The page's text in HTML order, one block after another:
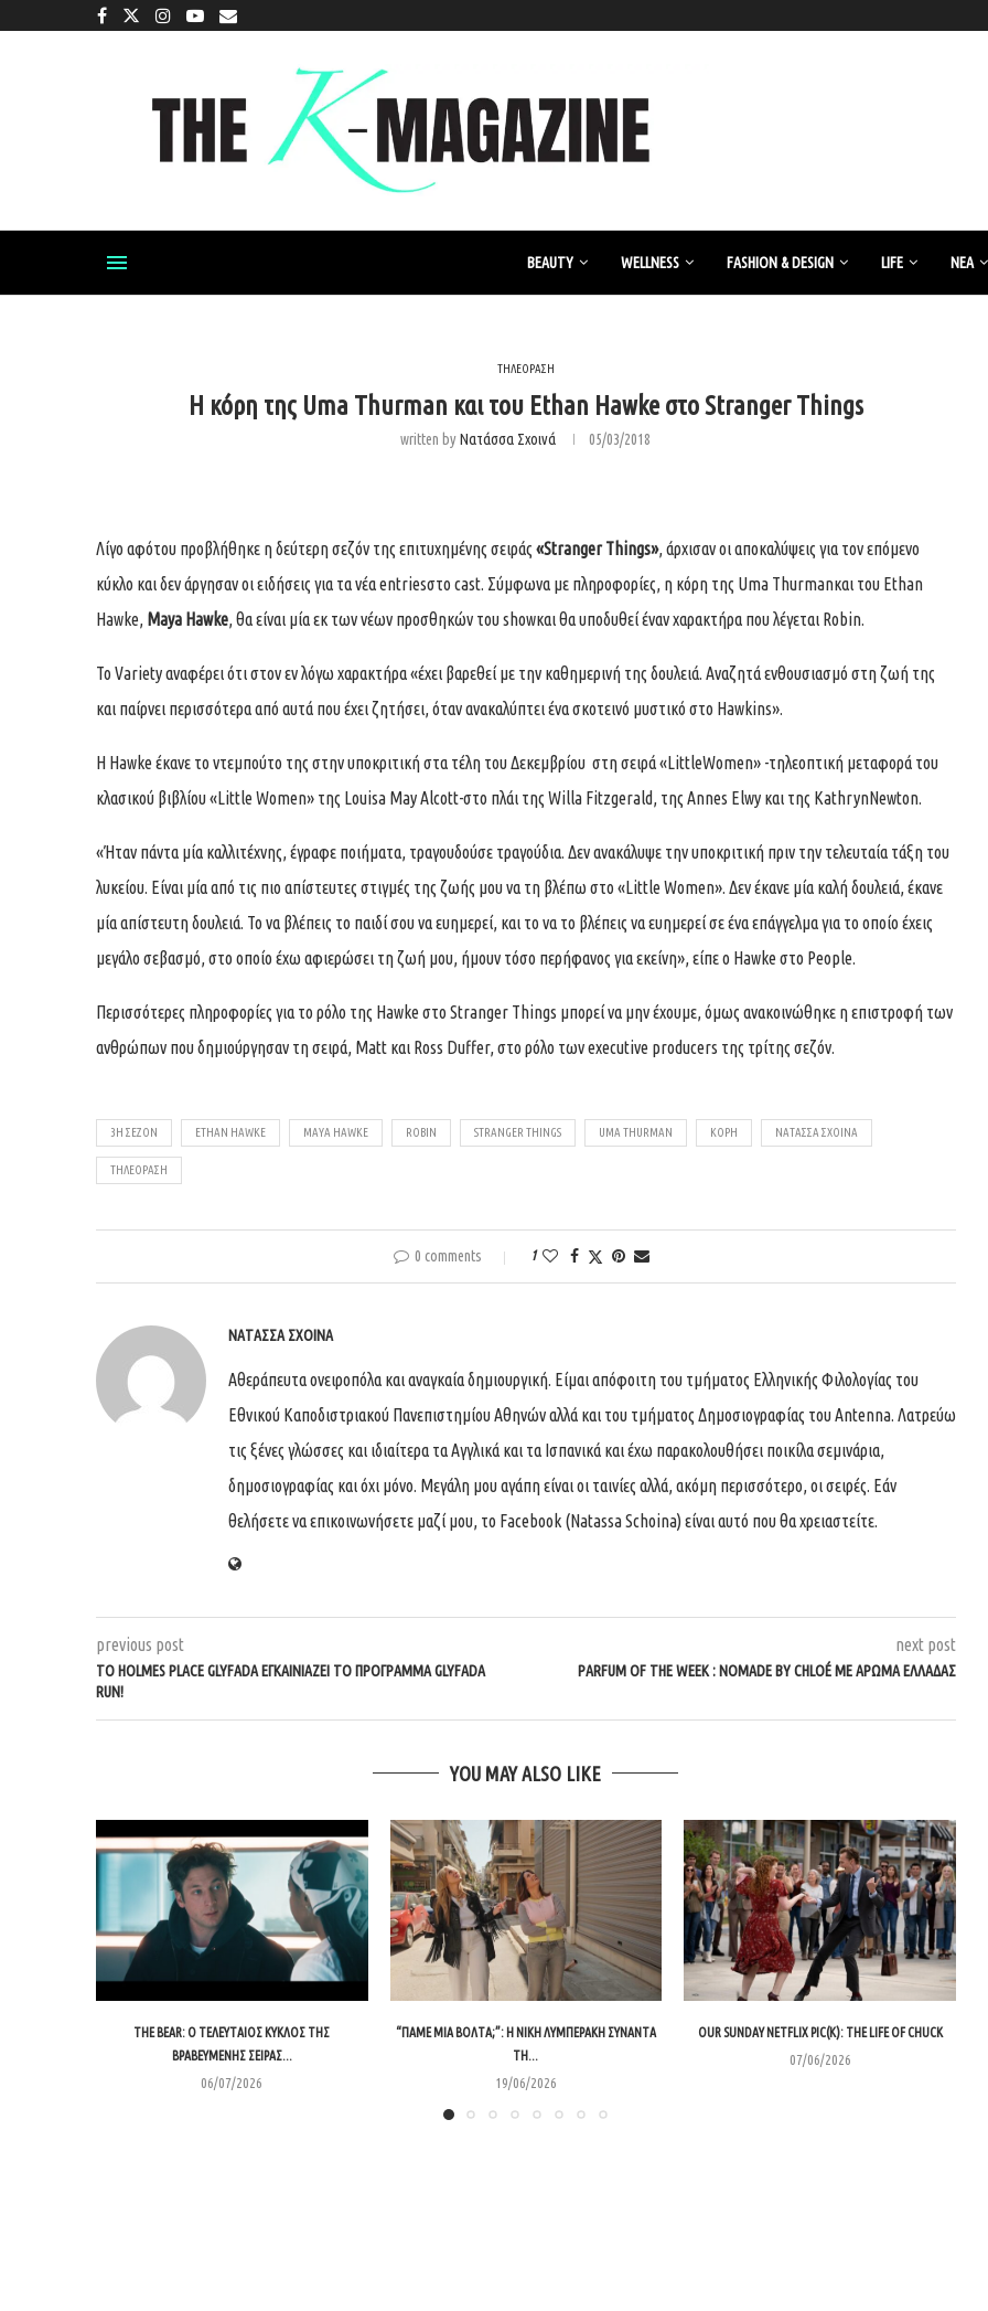
BEAUTY WELLNESS FASHION & DESIGN LIFE ΝΈΑ
ΤΗΛΕΟΡΑΣΗ
Η κόρη της Uma Thurman και του Ethan Hawke στο Stranger Things
written byΝατάσσα Σχοινά 05/03/2018
Λίγο αφότου προβλήθηκε η δεύτερη σεζόν της επιτυχημένης σειράς «Stranger Things», άρχισαν οι αποκαλύψεις για τον επόμενο
κύκλο και δεν άργησαν οι ειδήσεις για τα νέα entriesστο cast. Σύμφωνα με πληροφορίες, η κόρη της Uma Thurmanκαι του Ethan
Hawke, Maya Hawke, θα είναι μία εκ των νέων προσθηκών του showκαι θα υποδυθεί έναν χαρακτήρα που λέγεται Robin.
Το Variety αναφέρει ότι στον εν λόγω χαρακτήρα «έχει βαρεθεί με την καθημερινή της δουλειά. Αναζητά ενθουσιασμό στη ζωή της
και παίρνει περισσότερα από αυτά που έχει ζητήσει, όταν ανακαλύπτει ένα σκοτεινό μυστικό στο Hawkins».
H Hawke έκανε το ντεμπούτο της στην υποκριτική στα τέλη του Δεκεμβρίου στη σειρά «LittleWomen» -τηλεοπτική μεταφορά του
κλασικού βιβλίου «Little Women» της Louisa May Alcott-στο πλάι της Willa Fitzgerald, της Annes Elwy και της KathrynNewton.
«Ήταν πάντα μία καλλιτέχνης, έγραφε ποιήματα, τραγουδούσε τραγούδια. Δεν ανακάλυψε την υποκριτική πριν την τελευταία τάξη του
λυκείου. Είναι μία από τις πιο απίστευτες στιγμές της ζωής μου να τη βλέπω στο «Little Women». Δεν έκανε μία καλή δουλειά, έκανε
μία απίστευτη δουλειά. Το να βλέπεις το παιδί σου να ευημερεί, και το να το βλέπεις να ευημερεί σε ένα επάγγελμα για το οποίο έχεις
μεγάλο σεβασμό, στο οποίο έχω αφιερώσει τη ζωή μου, ήμουν τόσο περήφανος για εκείνη», είπε ο Hawke στο People.
Περισσότερες πληροφορίες για το ρόλο της Hawke στο Stranger Things μπορεί να μην έχουμε, όμως ανακοινώθηκε η επιστροφή των
ανθρώπων που δημιούργησαν τη σειρά, Matt και Ross Duffer, στο ρόλο των executive producers της τρίτης σεζόν.
3Η ΣΕΖΌΝ ETHAN HAWKE MAYA HAWKE ROBIN STRANGER THINGS UMA THURMAN ΚΌΡΗ ΝΑΤΆΣΣΑ ΣΧΟΙΝΆ
ΤΗΛΕΌΡΑΣΗ
0 comments 1
ΝΑΤΆΣΣΑ ΣΧΟΙΝΆ
Αθεράπευτα ονειροπόλα και αναγκαία δημιουργική. Είμαι απόφοιτη του τμήματος Ελληνικής Φιλολογίας του
Εθνικού Καποδιστριακού Πανεπιστημίου Αθηνών αλλά και του τμήματος Δημοσιογραφίας του Antenna. Λατρεύω
τις ξένες γλώσσες και ιδιαίτερα τα Αγγλικά και τα Ισπανικά και έχω παρακολουθήσει ποικίλα σεμινάρια,
δημοσιογραφίας και όχι μόνο. Μεγάλη μου αγάπη είναι οι ταινίες αλλά, ακόμη περισσότερο, οι σειρές. Εάν
θελήσετε να επικοινωνήσετε μαζί μου, το Facebook (Natassa Schoina) είναι αυτό που θα χρειαστείτε.
previous post
ΤO HOLMES PLACE GLYFADA ΕΓΚΑΙΝΙΆΖΕΙ ΤO ΠΡΌΓΡΑΜΜΑ GLYFADA
RUN!
next post
PARFUM OF THE WEEK : NOMADE BY CHLOÉ ΜΕ ΆΡΩΜΑ ΕΛΛΆΔΑΣ
YOU MAY ALSO LIKE
THE BEAR: Ο ΤΕΛΕΥΤΑΊΟΣ ΚΎΚΛΟΣ ΤΗΣ
ΒΡΑΒΕΥΜΈΝΗΣ ΣΕΙΡΆΣ...
06/07/2026
“ΠΆΜΕ ΜΙΑ ΒΌΛΤΑ;”: Η ΝΊΚΗ ΛΥΜΠΕΡΆΚΗ ΣΥΝΑΝΤΆ
ΤΗ...
19/06/2026
OUR SUNDAY NETFLIX PIC(K): THE LIFE OF CHUCK
07/06/2026